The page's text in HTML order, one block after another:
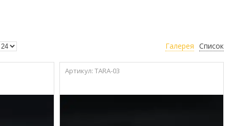
Галерея Список
TARA-03